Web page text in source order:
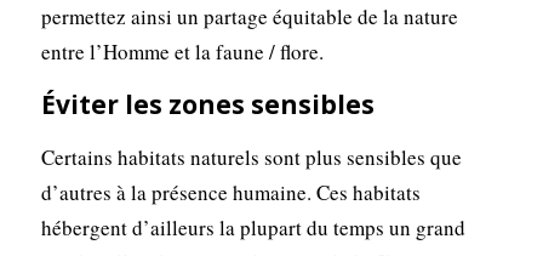
permettez ainsi un partage équitable de la nature
entre l’Homme et la faune / flore.
Éviter les zones sensibles
Certains habitats naturels sont plus sensibles que
d’autres à la présence humaine. Ces habitats
hébergent d’ailleurs la plupart du temps un grand